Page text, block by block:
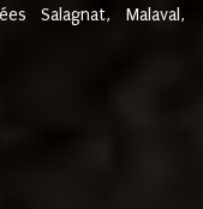
Salagnat, Malaval,